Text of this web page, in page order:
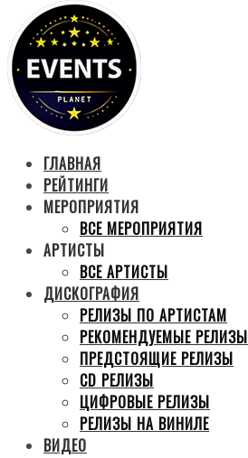
ГЛАВНАЯ
РЕЙТИНГИ
МЕРОПРИЯТИЯ
ВСЕ МЕРОПРИЯТИЯ
АРТИСТЫ
ВСЕ АРТИСТЫ
ДИСКОГРАФИЯ
РЕЛИЗЫ ПО АРТИСТАМ
РЕКОМЕНДУЕМЫЕ РЕЛИЗЫ
ПРЕДСТОЯЩИЕ РЕЛИЗЫ
CD РЕЛИЗЫ
ЦИФРОВЫЕ РЕЛИЗЫ
РЕЛИЗЫ НА ВИНИЛЕ
ВИДЕО